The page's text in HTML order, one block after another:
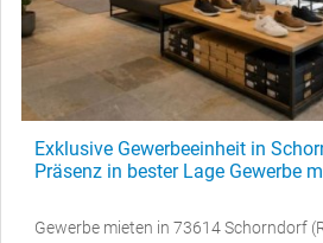
Exklusive Gewerbeeinheit in
Präsenz in bester Lage Gewerbe
Gewerbe mieten in 73614 Schorndorf